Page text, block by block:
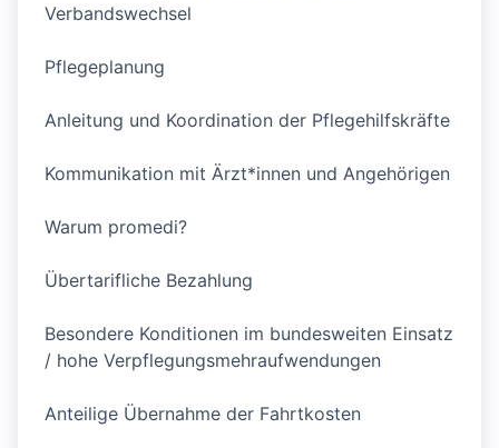
Verbandswechsel
Pflegeplanung
Anleitung und Koordination der Pflegehilfskräfte
Kommunikation mit Ärzt*innen und Angehörigen
Warum promedi?
Übertarifliche Bezahlung
Besondere Konditionen im bundesweiten Einsatz
/ hohe Verpflegungsmehraufwendungen
Anteilige Übernahme der Fahrtkosten